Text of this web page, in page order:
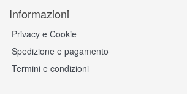
Informazioni
Privacy e Cookie
Spedizione e pagamento
Termini e condizioni